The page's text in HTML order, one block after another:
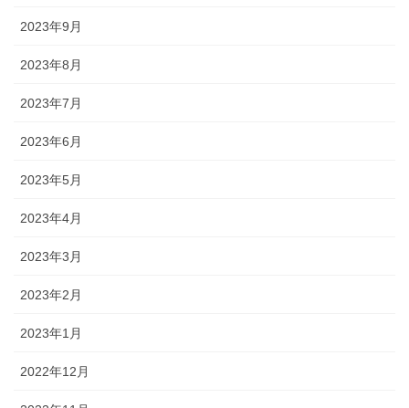
2023年9月
2023年8月
2023年7月
2023年6月
2023年5月
2023年4月
2023年3月
2023年2月
2023年1月
2022年12月